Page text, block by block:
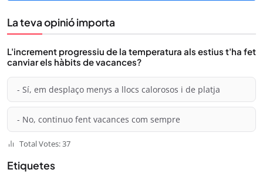
La teva opinió importa
L'increment progressiu de la temperatura als estius t'ha fet
canviar els hàbits de vacances?
- Sí, em desplaço menys a llocs calorosos i de platja
- No, continuo fent vacances com sempre
Total Votes: 37
Etiquetes